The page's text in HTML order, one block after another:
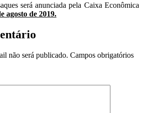
será anunciada pela Caixa Econômica
agosto de 2019.
não será publicado. Campos obrigatórios